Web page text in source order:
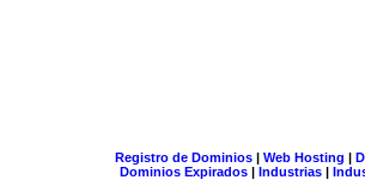
Registro de Dominios| Web Hosting |
Dominios Expirados | Industrias |